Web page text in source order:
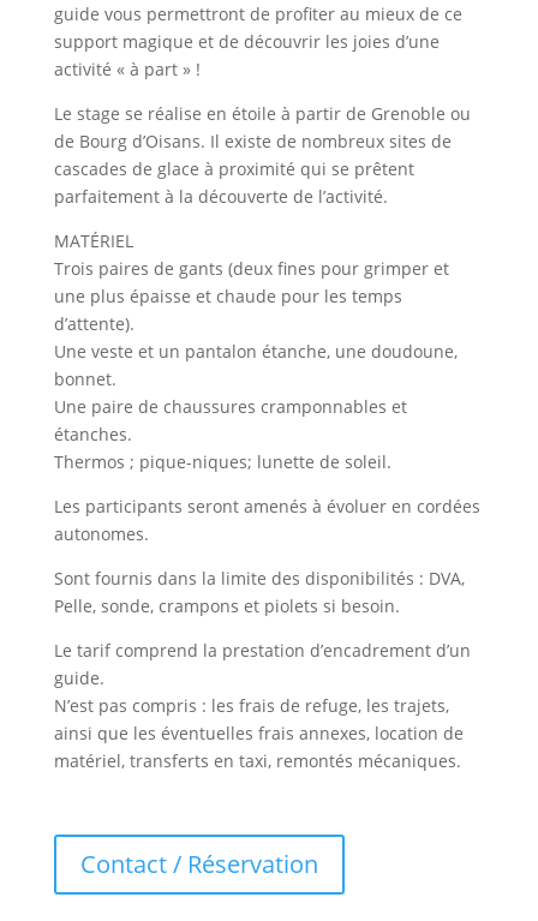
guide vous permettront de profiter au mieux de ce
support magique et de découvrir les joies d’une
activité « à part » !
Le stage se réalise en étoile à partir de Grenoble ou
de Bourg d’Oisans. Il existe de nombreux sites de
cascades de glace à proximité qui se prêtent
parfaitement à la découverte de l’activité.
MATÉRIEL
Trois paires de gants (deux fines pour grimper et
une plus épaisse et chaude pour les temps
d’attente).
Une veste et un pantalon étanche, une doudoune,
bonnet.
Une paire de chaussures cramponnables et
étanches.
Thermos ; pique-niques; lunette de soleil.
Les participants seront amenés à évoluer en cordées
autonomes.
Sont fournis dans la limite des disponibilités : DVA,
Pelle, sonde, crampons et piolets si besoin.
Le tarif comprend la prestation d’encadrement d’un
guide.
N’est pas compris : les frais de refuge, les trajets,
ainsi que les éventuelles frais annexes, location de
matériel, transferts en taxi, remontés mécaniques.
Contact / Réservation